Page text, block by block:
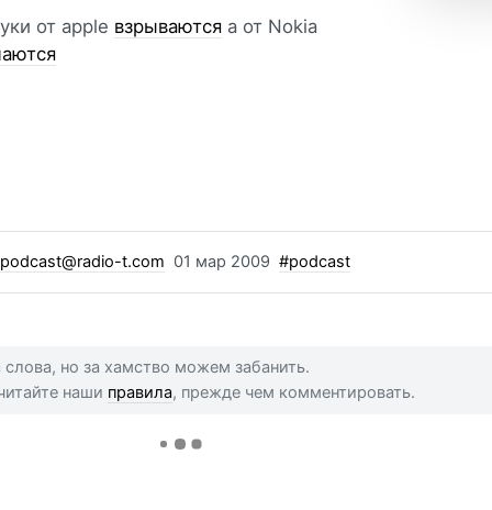
от apple взрываются а от Nokia
podcast@radio-t.com 01 мар 2009 #podcast
слова, но за хамство можем забанить.
наши правила, прежде чем комментировать.